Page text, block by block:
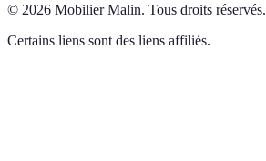
© 2026 Mobilier Malin. Tous droits réservés.
Certains liens sont des liens affiliés.